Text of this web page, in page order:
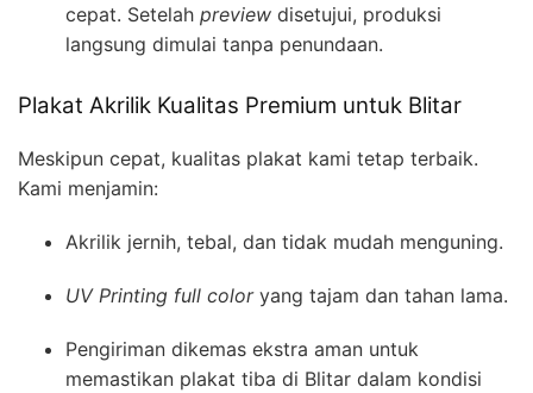
cepat. Setelah preview disetujui, produksi
langsung dimulai tanpa penundaan.
Plakat Akrilik Kualitas Premium untuk Blitar
Meskipun cepat, kualitas plakat kami tetap terbaik.
Kami menjamin:
Akrilik jernih, tebal, dan tidak mudah menguning.
UV Printing full coloryang tajam dan tahan lama.
Pengiriman dikemas ekstra aman untuk
memastikan plakat tiba di Blitar dalam kondisi